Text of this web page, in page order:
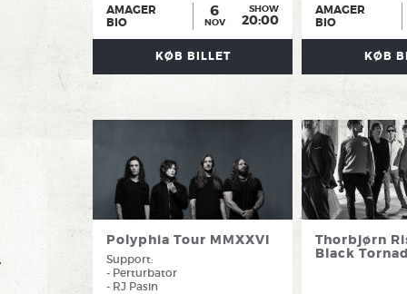
AMAGER
BIO
6
NOV
SHOW
20:00
KØB BILLET
AMAGER
BIO
KØB
Polyphia Tour MMXXVI
Support:
- Perturbator
- RJ Pasin
Thorbjørn
Black